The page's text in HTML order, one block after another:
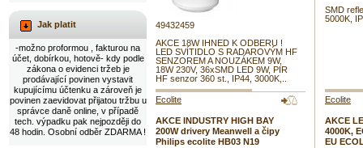
49432459
AKCE 18W IHNED K ODBERU !
LED SVÍTIDLO S RADAROVÝM HF
SENZOREM A NOUZÁKEM 9W,
18W 230V, 36xSMD LED 9W, PIR
HF senzor 360 st., IP44, 3000K,..
SMD
5000K,
Ecolite
AKCE INDUSTRY HIGH BAY
200W drivery Meanwell a čipy
Philips ecolite HB03 N19
Ecolite
AKCE
4000K,
EU
Jak platit
-možno proformou , fakturou na
účet, dobírkou, hotově- kdy podle
zákona o evidenci tržeb je
prodávající povinen vystavit
kupujícímu účtenku a zároveň je
povinen zaevidovat přijatou tržbu u
správce daně online, v případě
tech. výpadku pak nejpozději do
48 hodin. Osobní odběr ZDARMA !